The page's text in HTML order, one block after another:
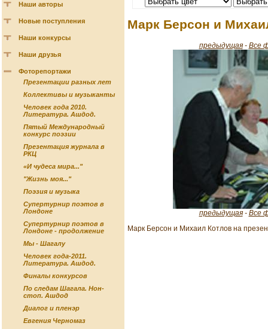
Наши авторы
Новые поступления
Наши конкурсы
Наши друзья
Фоторепортажи
Презентации разных лет
Коллективы и музыканты
Человек года 2010.
Литература. Ашдод.
Пятый Международный
конкурс поэзии
Презентация журнала в
РКЦ
«И чудеса мира..."
"Жизнь моя..."
Поэзия и музыка
Супертурнир поэтов в
Лондоне
Супертурнир поэтов в
Лондоне - продолжение
Мы - Шагалу
Человек года-2011.
Литература. Ашдод.
Финалы конкурсов
По следам Шагала. Нон-
стоп. Ашдод
Диалог и пленэр
Евгения Черномаз
Марк Берсон и
предыдущая- Все
предыдущая- Все
Марк Берсон и Михаил Котлов на